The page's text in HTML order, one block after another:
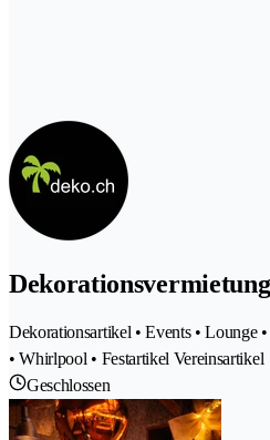
Dekorationsartikel • Events • Lounge
• Whirlpool • Festartikel Vereinsartikel
Geschlossen